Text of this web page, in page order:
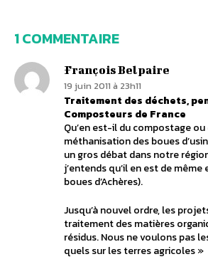
1 COMMENTAIRE
François Belpaire
19 juin 2011 à 23h11
Traitement des déchets,
Composteurs de France
Qu’en est-il du compostage
méthanisation des boues
un gros débat dans notre
j’entends qu’il en est de même
boues d’Achères).
Jusqu’à nouvel ordre, les
traitement des matières
résidus. Nous ne voulons pas
quels sur les terres agricoles »